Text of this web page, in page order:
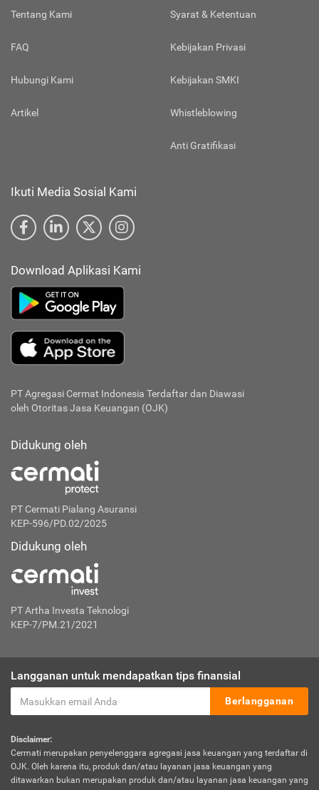
Tentang Kami
FAQ
Hubungi Kami
Artikel
Syarat & Ketentuan
Kebijakan Privasi
Kebijakan SMKI
Whistleblowing
Anti Gratifikasi
Ikuti Media Sosial Kami
Download Aplikasi Kami
PT Agregasi Cermat Indonesia Terdaftar dan Diawasi
oleh Otoritas Jasa Keuangan (OJK)
Didukung oleh
PT Cermati Pialang Asuransi
KEP-596/PD.02/2025
Didukung oleh
PT Artha Investa Teknologi
KEP-7/PM.21/2021
Langganan untuk mendapatkan tips finansial
Berlangganan
Disclaimer:
Cermati merupakan penyelenggara agregasi jasa keuangan yang terdaftar di
OJK. Oleh karena itu, produk dan/atau layanan jasa keuangan yang
ditawarkan bukan merupakan produk dan/atau layanan jasa keuangan yang